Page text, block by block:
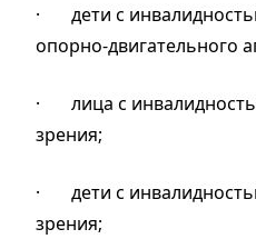
· дети с
опорно-двигательного
· лица с
зрения;
· дети с
зрения;